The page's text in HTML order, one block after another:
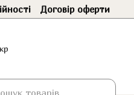
Договір оферти